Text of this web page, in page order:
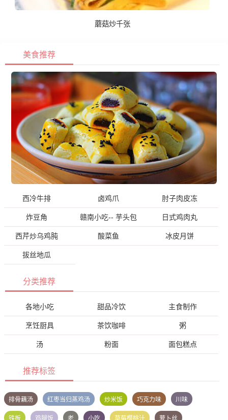
蘑菇炒千张
美食推荐
西冷牛排 卤鸡爪 肘子肉皮冻
炸豆角 赣南小吃-- 芋头包 日式鸡肉丸
西芹炒乌鸡肫 酸菜鱼 冰皮月饼
拔丝地瓜
分类推荐
各地小吃 甜品冷饮 主食制作
烹饪厨具 茶饮咖啡 粥
汤 粉面 面包糕点
推荐标签
排骨藕汤 红枣当归蒸鸡汤 炒米饭 巧克力味 川味